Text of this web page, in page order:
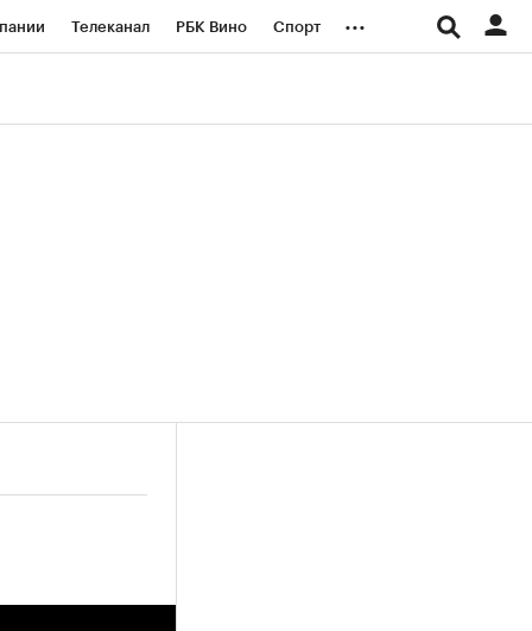
Телеканал РБК Вино Спорт ...